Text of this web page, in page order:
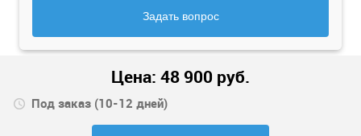
Задать вопрос
Цена: 48 900 руб.
Под заказ (10-12 дней)